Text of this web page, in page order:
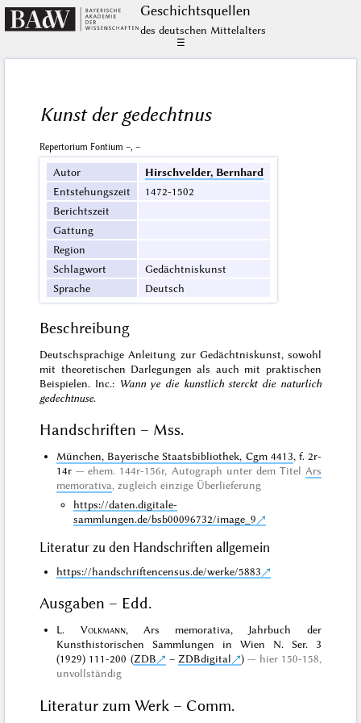
Geschichts­quellen
des deutschen Mittelalters
☰
Kunst der gedechtnus
Repertorium Fontium –, –
Autor
Hirschvelder, Bernhard
Entstehungszeit
1472-1502
Berichtszeit
Gattung
Region
Schlagwort
Gedächtniskunst
Sprache
Deutsch
Beschreibung
Deutschsprachige Anleitung zur Gedächtniskunst, sowohl
mit theoretischen Darlegungen als auch mit praktischen
Beispielen. Inc.: Wann ye die kunstlich sterckt die naturlich
gedechtnuse.
Handschriften – Mss.
München, Bayerische Staatsbibliothek, Cgm 4413, f. 2r-
14r
ehem. 144r-156r, Autograph unter dem Titel Ars
memorativa, zugleicheinzige Überlieferung
https://daten.digitale-
sammlungen.de/bsb00096732/image_9
Literatur zu den Handschriften allgemein
https://handschriftencensus.de/werke/5883
Ausgaben – Edd.
L. Volkmann, Ars memorativa, Jahrbuch der
Kunsthistorischen Sammlungen in Wien N. Ser. 3
(1929) 111-200 (ZDB – ZDBdigital )
hier 150-158,
unvollständig
Literatur zum Werk – Comm.